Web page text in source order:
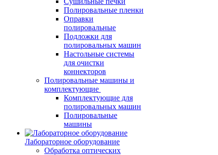
Полировальные пленки
Оправки
полировальные
Подложки для
полировальных машин
Настольные системы
для очистки
коннекторов
Полировальные машины и
комплектующие
Комплектующие для
полировальных машин
Полировальные
машины
Лабораторное оборудование
Обработка оптических